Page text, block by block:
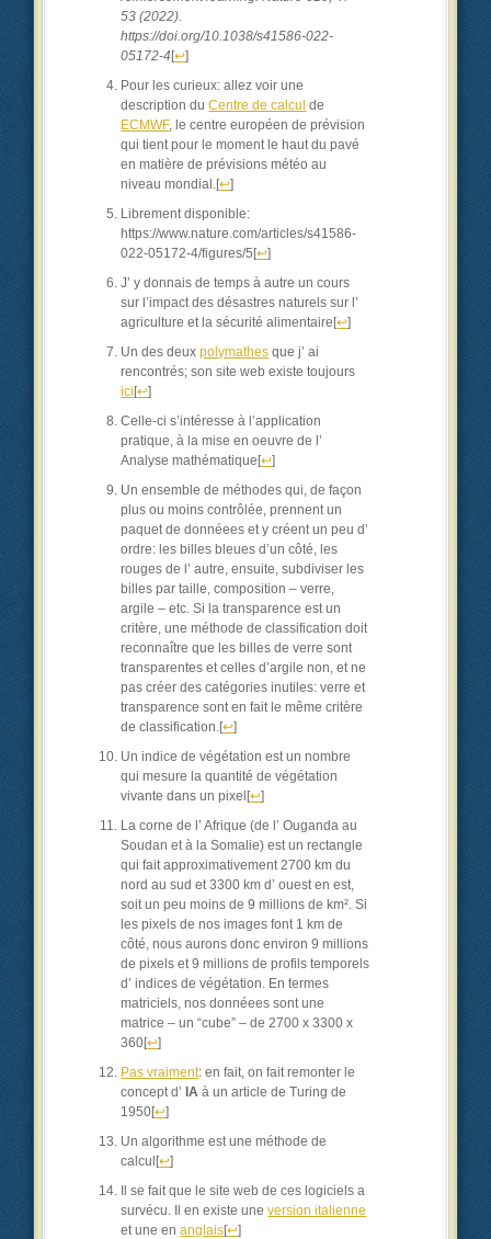
53 (2022).
https://doi.org/10.1038/s41586-022-
05172-4[↩]
Pour les curieux: allez voir une
description duCentre de calcul de
ECMWF, le centre européen de prévision
qui tient pour le moment le haut du pavé
en matière de prévisions météo au
niveau mondial. [↩]
Librement disponible:
https://www.nature.com/articles/s41586-
022-05172-4/figures/5[↩]
J’ y donnais de temps à autre un cours
sur l’impact des désastres naturels sur l’
agriculture et la sécurité alimentaire[↩]
Un des deuxpolymathes que j’ ai
rencontrés; son site web existe toujours
ici[↩]
Celle-ci s’intéresse à l’application
pratique, à la mise en oeuvre de l’
Analyse mathématique[↩]
Un ensemble de méthodes qui, de façon
plus ou moins contrôlée, prennent un
paquet de donnéees et y créent un peu d’
ordre: les billes bleues d’un côté, les
rouges de l’ autre, ensuite, subdiviser les
billes par taille, composition – verre,
argile – etc. Si la transparence est un
critère, une méthode de classification doit
reconnaître que les billes de verre sont
transparentes et celles d’argile non, et ne
pas créer des catégories inutiles: verre et
transparence sont en fait le même critère
de classification. [↩]
Un indice de végétation est un nombre
qui mesure la quantité de végétation
vivante dans un pixel[↩]
La corne de l’ Afrique (de l’ Ouganda au
Soudan et à la Somalie) est un rectangle
qui fait approximativement 2700 km du
nord au sud et 3300 km d’ ouest en est,
soit un peu moins de 9 millions de km². Si
les pixels de nos images font 1 km de
côté, nous aurons donc environ 9 millions
de pixels et 9 millions de profils temporels
d’ indices de végétation. En termes
matriciels, nos donnéees sont une
matrice – un “cube” – de 2700 x 3300 x
360[↩]
Pas vraiment: en fait, on fait remonter le
concept d’IA à un article de Turing de
1950[↩]
Un algorithme est une méthode de
calcul[↩]
Il se fait que le site web de ces logiciels a
survécu. Il en existe uneversion italienne
et une enanglais[↩]